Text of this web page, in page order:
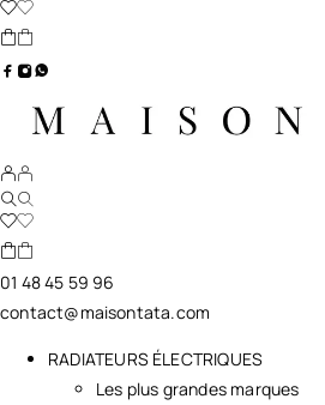
01 48 45 59 96
contact@maisontata.com
RADIATEURS ÉLECTRIQUES
Les plus grandes marques